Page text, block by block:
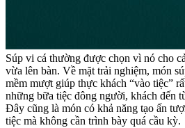
Súp vi cá thường được chọn vì nó cho
vừa lên bàn. Về mặt trải nghiệm, món
mềm mượt giúp thực khách “vào tiệc”
những bữa tiệc đông người, khách đến
Đây cũng là món có khả năng tạo ấn
tiệc mà không cần trình bày quá cầu kỳ.